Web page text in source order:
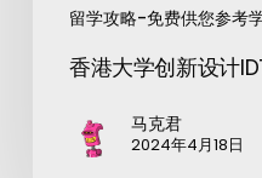
留学攻略-免费供您参考
香港大学创新设计
马克君
2024年4月18日